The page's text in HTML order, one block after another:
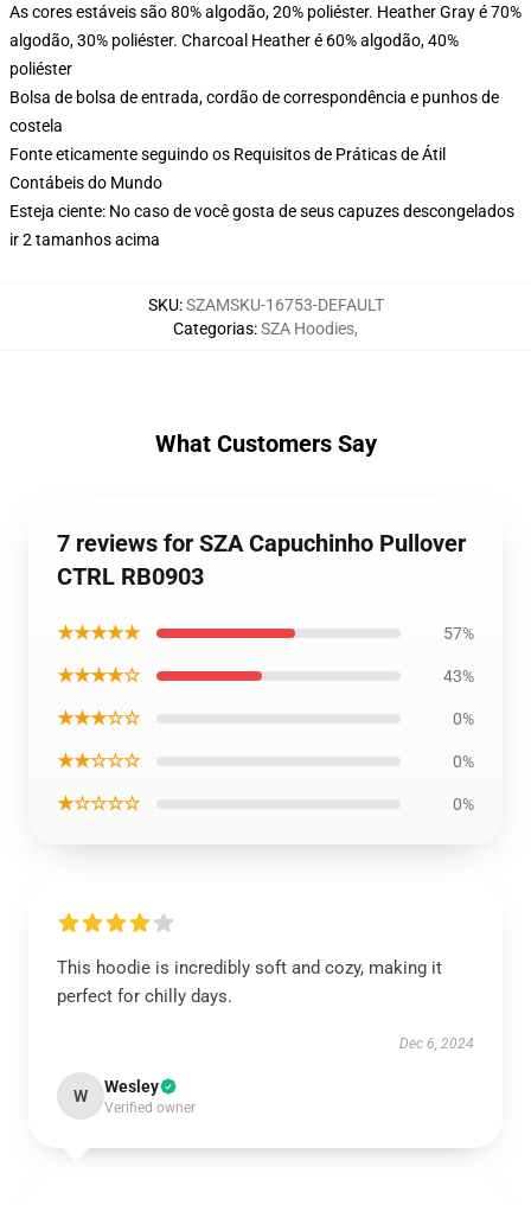
As cores estáveis são 80% algodão, 20% poliéster. Heather Gray é 70%
algodão, 30% poliéster. Charcoal Heather é 60% algodão, 40%
poliéster
Bolsa de bolsa de entrada, cordão de correspondência e punhos de
costela
Fonte eticamente seguindo os Requisitos de Práticas de Átil
Contábeis do Mundo
Esteja ciente: No caso de você gosta de seus capuzes descongelados
ir 2 tamanhos acima
SKU:SZAMSKU-16753-DEFAULT
Categorias:SZA Hoodies,
What Customers Say
7 reviews for SZA Capuchinho Pullover
CTRL RB0903
★★★★★ 57%
★★★★☆ 43%
★★★☆☆ 0%
★★☆☆☆ 0%
★☆☆☆☆ 0%
This hoodie is incredibly soft and cozy, making it
perfect for chilly days.
Dec 6, 2024
W Wesley
Verified owner